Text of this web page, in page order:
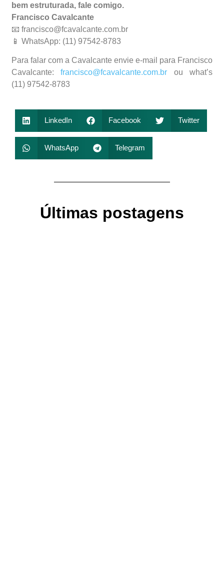
bem estruturada, fale comigo.
Francisco Cavalcante
📧 francisco@fcavalcante.com.br
📱 WhatsApp: (11) 97542-8783
Para falar com a Cavalcante envie e-mail para Francisco
Cavalcante:francisco@fcavalcante.com.br ou what’s
(11) 97542-8783
LinkedIn Facebook Twitter
WhatsApp Telegram
Últimas postagens